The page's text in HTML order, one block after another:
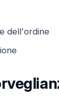
dell'ordine